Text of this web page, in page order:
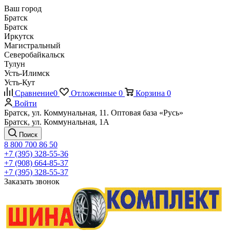
Ваш город
Братск
Братск
Иркутск
Магистральный
Северобайкальск
Тулун
Усть-Илимск
Усть-Кут
Сравнение0 Отложенные 0 Корзина 0
Войти
Братск, ул. Коммунальная, 11. Оптовая база «Русь»
Братск, ул. Коммунальная, 1А
Поиск
8 800 700 86 50
+7 (395) 328-55-36
+7 (908) 664-85-37
+7 (395) 328-55-37
Заказать звонок